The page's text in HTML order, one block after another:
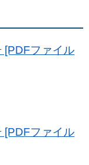
[PDFファイル
[PDFファイル